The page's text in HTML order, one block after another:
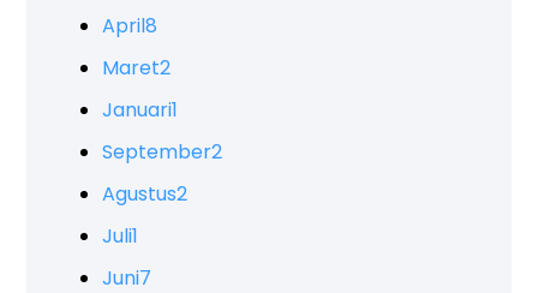
April8
Maret2
Januari1
September2
Agustus2
Juli1
Juni7